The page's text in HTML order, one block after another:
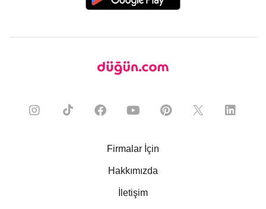
Firmalar İçin
Hakkımızda
İletişim